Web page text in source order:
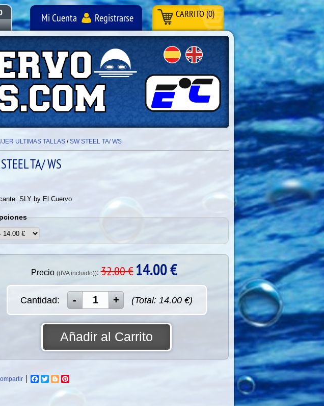
Mi Cuenta Registrarse CARRITO (0)
ULTIMAS TALLAS /SW STEEL TA/ WS
TA/ WS
SLY by El Cuervo
Precio ((IVA incluido)): 32.00 €14.00€
Cantidad: (Total: 14.00€)
Añadir al Carrito
Facebook
TwitterBlogger